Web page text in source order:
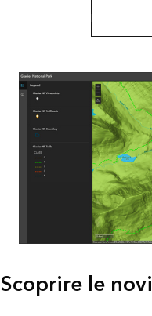
Inizia
Scoprire le